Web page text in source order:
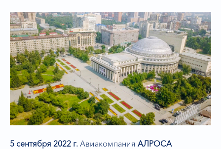
5 сентября 2022 г. Авиакомпания АЛРОСА